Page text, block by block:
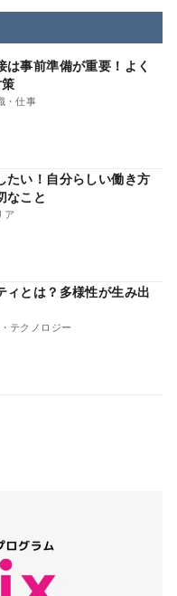
・仕事
事前準備が重要！よく
ア
たい！自分らしい働き方
なこと
テクノロジー
ィとは？多様性が生み出